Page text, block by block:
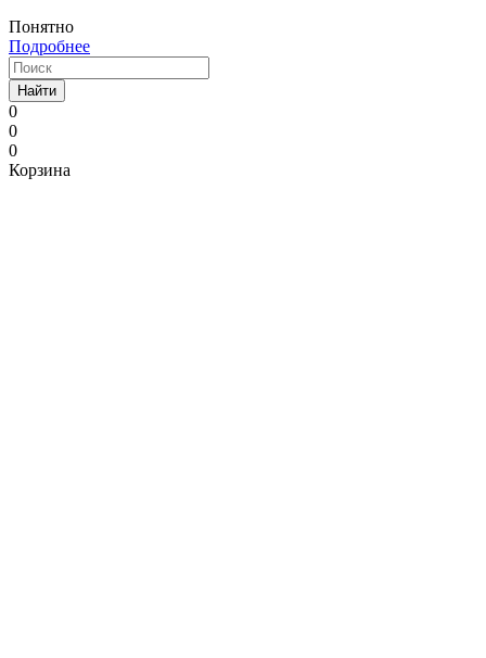
Понятно
Подробнее
Найти
0
0
0
Корзина